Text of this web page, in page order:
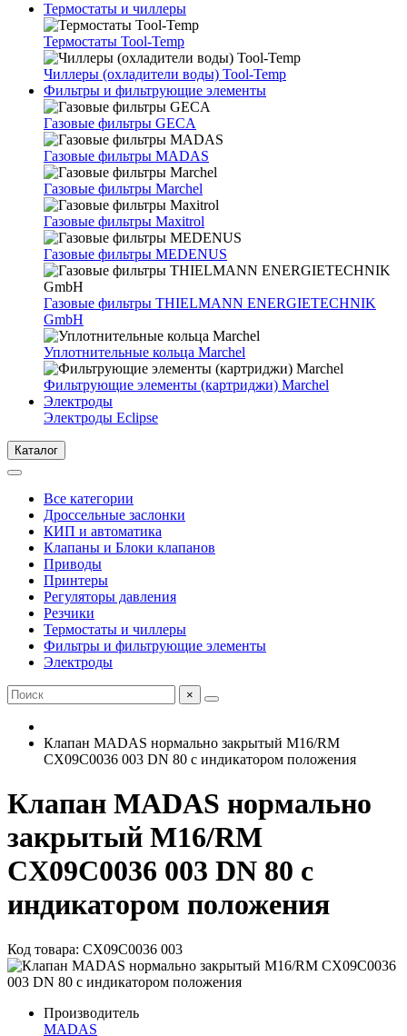
Термостаты и чиллеры
Термостаты Tool-Temp
Чиллеры (охладители воды) Tool-Temp
Фильтры и фильтрующие элементы
Газовые фильтры GECA
Газовые фильтры MADAS
Газовые фильтры Marchel
Газовые фильтры Maxitrol
Газовые фильтры MEDENUS
Газовые фильтры THIELMANN ENERGIETECHNIK
GmbH
Уплотнительные кольца Marchel
Фильтрующие элементы (картриджи) Marchel
Электроды
Электроды Eclipse
Каталог
Все категории
Дроссельные заслонки
КИП и автоматика
Клапаны и Блоки клапанов
Приводы
Принтеры
Регуляторы давления
Резчики
Термостаты и чиллеры
Фильтры и фильтрующие элементы
Электроды
×
Клапан MADAS нормально закрытый M16/RM
CX09C0036 003 DN 80 с индикатором положения
Клапан MADAS нормально
закрытый M16/RM
CX09C0036 003 DN 80 с
индикатором положения
Код товара: CX09C0036 003
Производитель
MADAS